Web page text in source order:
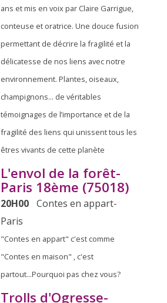
ans et mis en voix par Claire Garrigue,
conteuse et oratrice. Une douce fusion
permettant de décrire la fragilité et la
délicatesse de nos liens avec notre
environnement. Plantes, oiseaux,
champignons... de véritables
témoignages de l’importance et de la
fragilité des liens qui unissent tous les
êtres vivants de cette planète
L'envol de la forêt-
Paris 18ème (75018)
20H00 Contes en appart-
Paris
"Contes en appart" c'est comme
"Contes en maison" , c'est
partout...Pourquoi pas chez vous?
Trolls d'Ogresse-